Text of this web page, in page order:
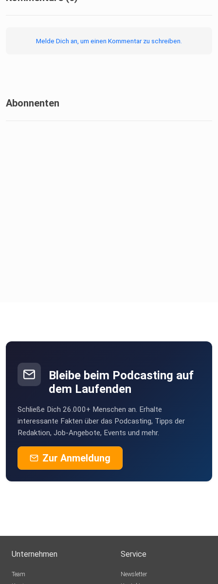
Melde Dich an, um einen Kommentar zu schreiben.
Abonnenten
Bleibe beim Podcasting auf
dem Laufenden
Schließe Dich 26.000+ Menschen an. Erhalte
interessante Fakten über das Podcasting, Tipps der
Redaktion, Job-Angebote, Events und mehr.
Zur Anmeldung
Unternehmen
Team
Service
Newsletter